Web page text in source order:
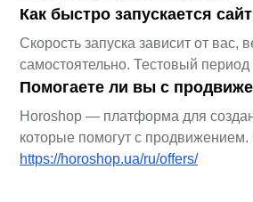
Как быстро запускается
Скорость запуска зависит от
самостоятельно. Тестовый
Помогаете ли вы с
Horoshop — платформа для
которые помогут с
https://horoshop.ua/ru/offers/